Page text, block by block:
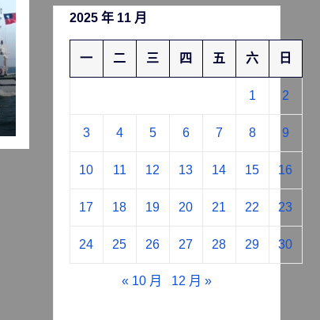
2025 年 11 月
一 二 三 四 五 六 日
1 2
3 4 5 6 7 8 9
10 11 12 13 14 15 16
17 18 19 20 21 22 23
24 25 26 27 28 29 30
« 10 月 12 月 »